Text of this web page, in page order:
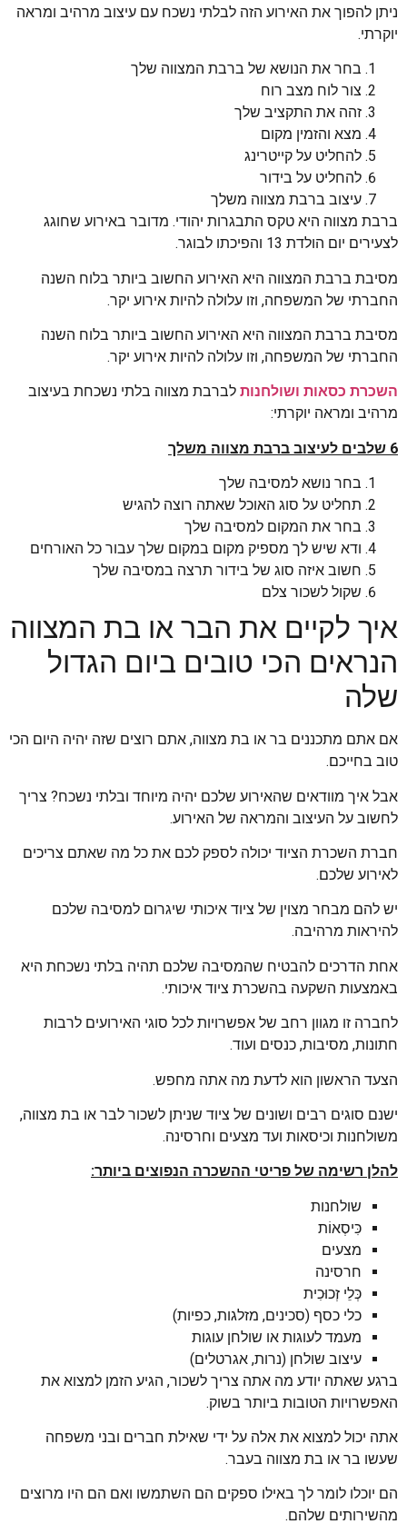
ניתן להפוך את האירוע הזה לבלתי נשכח עם עיצוב מרהיב ומראה
יוקרתי.
בחר את הנושא של ברבת המצווה שלך
צור לוח מצב רוח
זהה את התקציב שלך
מצא והזמין מקום
להחליט על קייטרינג
להחליט על בידור
עיצוב ברבת מצווה משלך
ברבת מצווה היא טקס התבגרות יהודי. מדובר באירוע שחוגג
לצעירים יום הולדת 13 והפיכתו לבוגר.
מסיבת ברבת המצווה היא האירוע החשוב ביותר בלוח השנה
החברתי של המשפחה, וזו עלולה להיות אירוע יקר.
מסיבת ברבת המצווה היא האירוע החשוב ביותר בלוח השנה
החברתי של המשפחה, וזו עלולה להיות אירוע יקר.
השכרת כסאות ושולחנות לברבת מצווה בלתי נשכחת בעיצוב
מרהיב ומראה יוקרתי:
6 שלבים לעיצוב ברבת מצווה משלך
בחר נושא למסיבה שלך
תחליט על סוג האוכל שאתה רוצה להגיש
בחר את המקום למסיבה שלך
ודא שיש לך מספיק מקום במקום שלך עבור כל האורחים
חשוב איזה סוג של בידור תרצה במסיבה שלך
שקול לשכור צלם
איך לקיים את הבר או בת המצווה
הנראים הכי טובים ביום הגדול
שלה
אם אתם מתכננים בר או בת מצווה, אתם רוצים שזה יהיה היום הכי
טוב בחייכם.
אבל איך מוודאים שהאירוע שלכם יהיה מיוחד ובלתי נשכח? צריך
לחשוב על העיצוב והמראה של האירוע.
חברת השכרת הציוד יכולה לספק לכם את כל מה שאתם צריכים
לאירוע שלכם.
יש להם מבחר מצוין של ציוד איכותי שיגרום למסיבה שלכם
להיראות מרהיבה.
אחת הדרכים להבטיח שהמסיבה שלכם תהיה בלתי נשכחת היא
באמצעות השקעה בהשכרת ציוד איכותי.
לחברה זו מגוון רחב של אפשרויות לכל סוגי האירועים לרבות
חתונות, מסיבות, כנסים ועוד.
הצעד הראשון הוא לדעת מה אתה מחפש.
ישנם סוגים רבים ושונים של ציוד שניתן לשכור לבר או בת מצווה,
משולחנות וכיסאות ועד מצעים וחרסינה.
להלן רשימה של פריטי ההשכרה הנפוצים ביותר:
שולחנות
כִּיסְאוֹת
מצעים
חרסינה
כְּלֵי זְכוּכִית
כלי כסף (סכינים, מזלגות, כפיות)
מעמד לעוגות או שולחן עוגות
עיצוב שולחן (נרות, אגרטלים)
ברגע שאתה יודע מה אתה צריך לשכור, הגיע הזמן למצוא את
האפשרויות הטובות ביותר בשוק.
אתה יכול למצוא את אלה על ידי שאילת חברים ובני משפחה
שעשו בר או בת מצווה בעבר.
הם יוכלו לומר לך באילו ספקים הם השתמשו ואם הם היו מרוצים
מהשירותים שלהם.